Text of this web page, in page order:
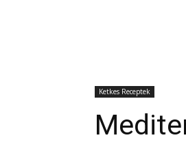
Ketkes Receptek